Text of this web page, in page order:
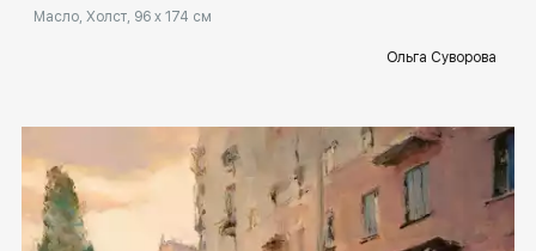
Масло, Холст, 96 x 174 см
Ольга Суворова